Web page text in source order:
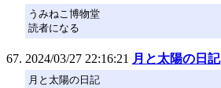
うみねこ博物堂
読者になる
2024/03/27 22:16:21 月と太陽の日記
月と太陽の日記